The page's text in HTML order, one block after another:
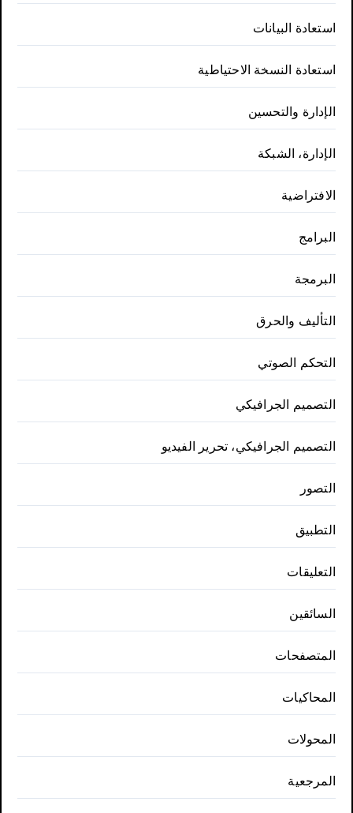
استعادة البيانات
استعادة النسخة الاحتياطية
الإدارة والتحسين
الإدارة، الشبكة
الافتراضية
البرامج
البرمجة
التأليف والحرق
التحكم الصوتي
التصميم الجرافيكي
التصميم الجرافيكي، تحرير الفيديو
التصور
التطبيق
التعليقات
السائقين
المتصفحات
المحاكيات
المحولات
المرجعية